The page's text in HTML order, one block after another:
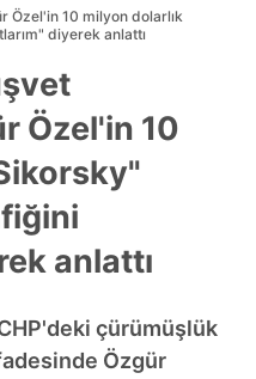
Özel'in 10 milyon dolarlık
diyerek anlattı
Özel'in 10
anlattı
çürümüşlük
Özgür